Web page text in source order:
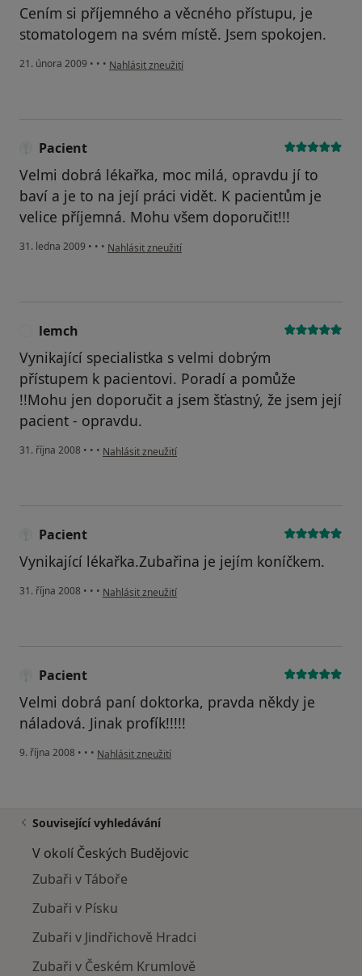
Cením si příjemného a věcného přístupu, je
stomatologem na svém místě. Jsem spokojen.
21. února 2009 • • • podle názoru uživatele Pacient
Nahlásit zneužití
Pacient
Velmi dobrá lékařka, moc milá, opravdu jí to
baví a je to na její práci vidět. K pacientům je
velice příjemná. Mohu všem doporučit!!!
31. ledna 2009 • • • podle názoru uživatele Pacient
Nahlásit zneužití
lemch
Vynikající specialistka s velmi dobrým
přístupem k pacientovi. Poradí a pomůže
!!Mohu jen doporučit a jsem šťastný, že jsem její
pacient - opravdu.
31. října 2008 • • • podle názoru uživatele lemch
Nahlásit zneužití
Pacient
Vynikající lékařka.Zubařina je jejím koníčkem.
31. října 2008 • • • podle názoru uživatele Pacient
Nahlásit zneužití
Pacient
Velmi dobrá paní doktorka, pravda někdy je
náladová. Jinak profík!!!!!
9. října 2008 • • • podle názoru uživatele Pacient
Nahlásit zneužití
Související vyhledávání
V okolí Českých Budějovic
Zubaři v Táboře
Zubaři v Písku
Zubaři v Jindřichově Hradci
Zubaři v Českém Krumlově